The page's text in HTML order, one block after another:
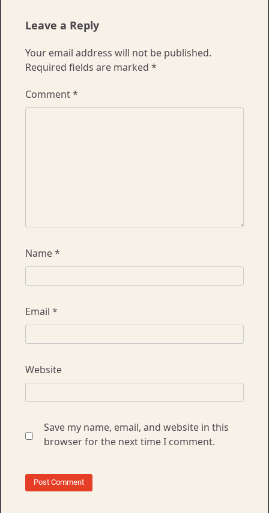
Leave a Reply
Your email address will not be published.
Required fields are marked *
Comment*
Name*
Email *
Website
Save my name, email, and website in this
browser for the next time I comment.